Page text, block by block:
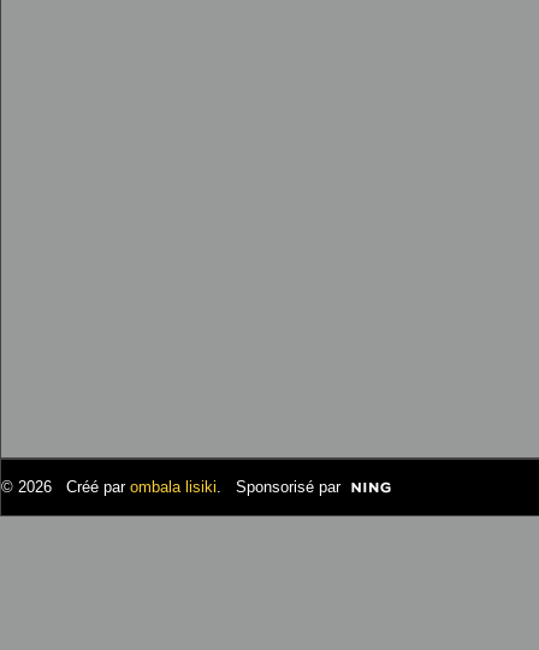
© 2026 Créé par ombala lisiki. Sponsorisé par